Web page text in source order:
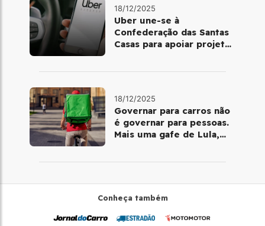
18/12/2025
Uber une-se à
Confederação das Santas
Casas para apoiar projetos
18/12/2025
Governar para carros não
é governar para pessoas.
Mais uma gafe de Lula,
Conheça também